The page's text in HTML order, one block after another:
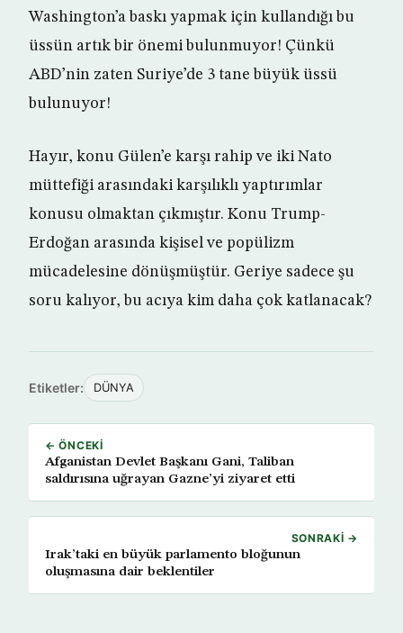
Washington’a baskı yapmak için kullandığı bu
üssün artık bir önemi bulunmuyor! Çünkü
ABD’nin zaten Suriye’de 3 tane büyük üssü
bulunuyor!
Hayır, konu Gülen’e karşı rahip ve iki Nato
müttefiği arasındaki karşılıklı yaptırımlar
konusu olmaktan çıkmıştır. Konu Trump-
Erdoğan arasında kişisel ve popülizm
mücadelesine dönüşmüştür. Geriye sadece şu
soru kalıyor, bu acıya kim daha çok katlanacak?
Etiketler: DÜNYA
← ÖNCEKI
Afganistan Devlet Başkanı Gani, Taliban
saldırısına uğrayan Gazne’yi ziyaret etti
SONRAKI →
Irak’taki en büyük parlamento bloğunun
oluşmasına dair beklentiler